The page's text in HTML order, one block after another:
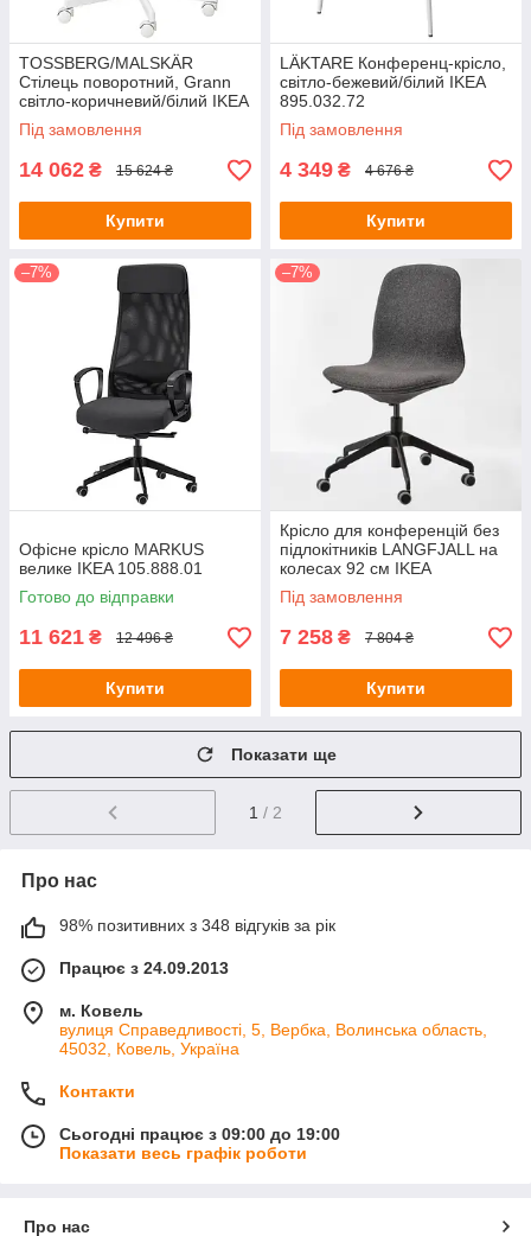
TOSSBERG/MALSKÄR
Стілець поворотний, Grann
світло-коричневий/білий IKEA
995.082.07
Під замовлення
14 062 ₴ 15 624 ₴
Купити
LÄKTARE Конференц-крісло,
світло-бежевий/білий IKEA
895.032.72
Під замовлення
4 349 ₴ 4 676 ₴
Купити
–7%
Офісне крісло MARKUS
велике IKEA 105.888.01
Готово до відправки
11 621 ₴ 12 496 ₴
Купити
–7%
Крісло для конференцій без
підлокітників LANGFJALL на
колесах 92 см IKEA
291.775.74
Під замовлення
7 258 ₴ 7 804 ₴
Купити
Показати ще
1 / 2
Про нас
98% позитивних з 348 відгуків за рік
Працює з 24.09.2013
м. Ковель
вулиця Справедливості, 5, Вербка, Волинська область,
45032, Ковель, Україна
Контакти
Сьогодні працює з 09:00 до 19:00
Показати весь графік роботи
Про нас